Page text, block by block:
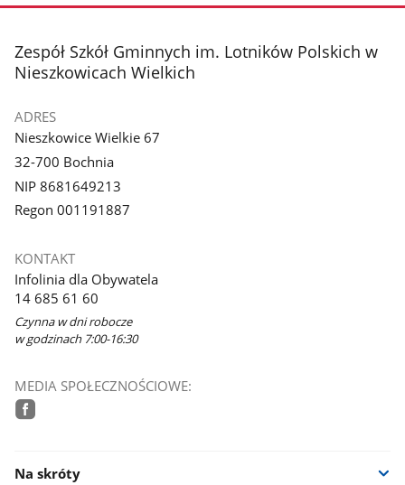
stopka
Zespół Szkół Gminnych im. Lotników Polskich w
Nieszkowicach Wielkich
ADRES
Nieszkowice Wielkie 67
32-700 Bochnia
NIP 8681649213
Regon 001191887
KONTAKT
Infolinia dla Obywatela
14 685 61 60
Czynna w dni robocze
w godzinach 7:00-16:30
MEDIA SPOŁECZNOŚCIOWE:
Na skróty